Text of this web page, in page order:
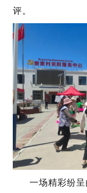
评。
一场精彩纷